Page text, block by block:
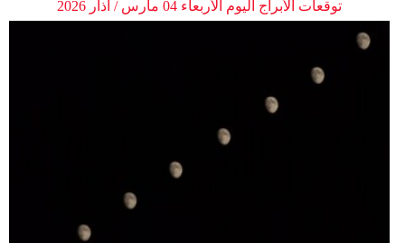
توقعات الأبراج اليوم الأربعاء 04 مارس / أذار 2026